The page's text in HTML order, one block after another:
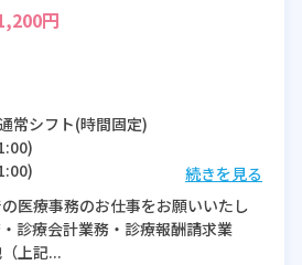
円
常シフト(時間固定)
度/月
続きを見る
医療事務のお仕事をお願いいたし
診療会計業務・診療報酬請求業
上記...